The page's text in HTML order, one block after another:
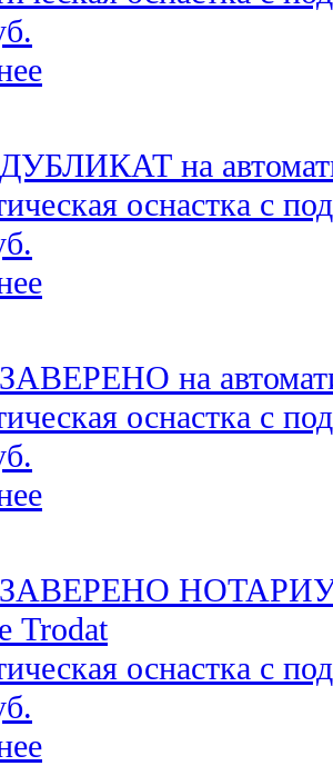
на
оснастка с
на
оснастка с
Trodat
оснастка с